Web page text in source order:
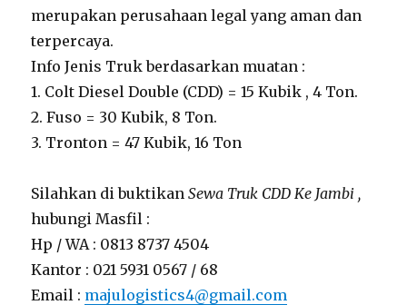
merupakan perusahaan legal yang aman dan
terpercaya.
Info Jenis Truk berdasarkan muatan :
1. Colt Diesel Double (CDD) = 15 Kubik , 4 Ton.
2. Fuso = 30 Kubik, 8 Ton.
3. Tronton = 47 Kubik, 16 Ton
Silahkan di buktikanSewa Truk CDD Ke Jambi ,
hubungi Masfil :
Hp / WA : 0813 8737 4504
Kantor : 021 5931 0567 / 68
Email : majulogistics4@gmail.com